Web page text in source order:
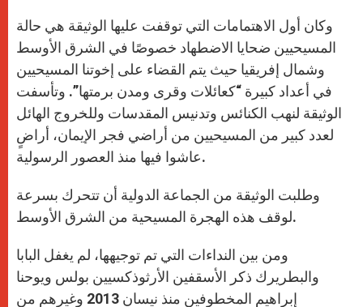
وكان أول الاهتمامات التي توقفت عليها الوثيقة هي حالة
المسيحيين ضحايا الاضطهاد خصوصًا في الشرق الأوسط
وشمال إفريقيا حيث يتم القضاء على إخوتنا المسيحيين
في أعداد كبيرة “كعائلات وقرى ومدن برمتها”. وتأسفت
الوثيقة لنهب الكنائس وتدنيس المقدسات وللخروج الهائل
لعدد كبير من المسيحيين من أراضي فجر الإيمان، أراضٍ
عاشوا فيها منذ العصور الرسولية.
وطلبت الوثيقة من الجماعة الدولية أن تتحرك بسرعة
لوقف هذه الهجرة المسيحية من الشرق الأوسط.
ومن بين النداءات التي تم توجيهها، لم يغفل البابا
والبطريرك ذكر الأسقفين الأرثوذكسيين بولس ويوحنا
إبراهيم المخطوفين منذ نيسان 2013 وغيرهم من